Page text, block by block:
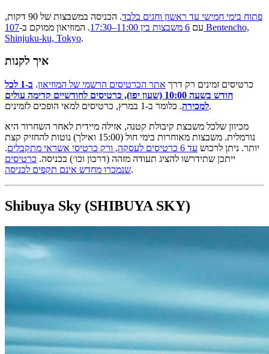
פתוח בימי חמישי עד ראשון וחגים בלבד
. הכניסה במשבצות של 90 דקות,
עם 6 משבצות בין 11:00–17:30 . המוזיאון ממוקם ב-107 Bentencho,
Shinjuku-ku, Tokyo.
איך לקנות
כרטיסים זמינים רק דרך אתר הכרטיסים הרשמי של המוזיאון.
ב-1 לכל
חודש בשעה 10:00 (שעון יפן), כרטיסים לחודשיים קדימה עולים
למכירה. כלומר ב-1 במרץ, כרטיסים למאי הופכים לזמינים.
מכיוון שלכל משבצת קיבולת קטנה, אזילה מיידית לאחר השחרור היא
נורמלית. משבצות מאוחרות בימי חול (15:00 ואילך) נוטות להחזיק קצת
יותר. ניתן לרכוש עד 6 כרטיסים לעסקה, ורק כרטיסי אשראי מתקבלים
.
ייתכן שתידרשו להציג תעודה מזהה (דרכון וכו׳) בכניסה. כרטיסים
שנמכרו מחדש אינם תקפים לכניסה.
Shibuya Sky (SHIBUYA SKY)